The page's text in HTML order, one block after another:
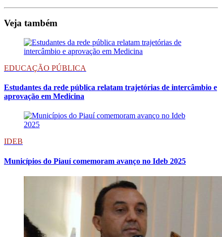
Veja também
EDUCAÇÃO PÚBLICA
Estudantes da rede pública relatam trajetórias de intercâmbio e
aprovação em Medicina
IDEB
Municípios do Piauí comemoram avanço no Ideb 2025